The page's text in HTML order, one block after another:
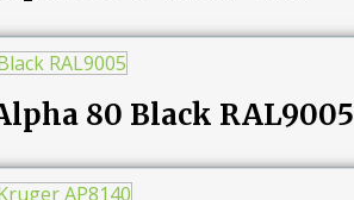
80 Black RAL9005